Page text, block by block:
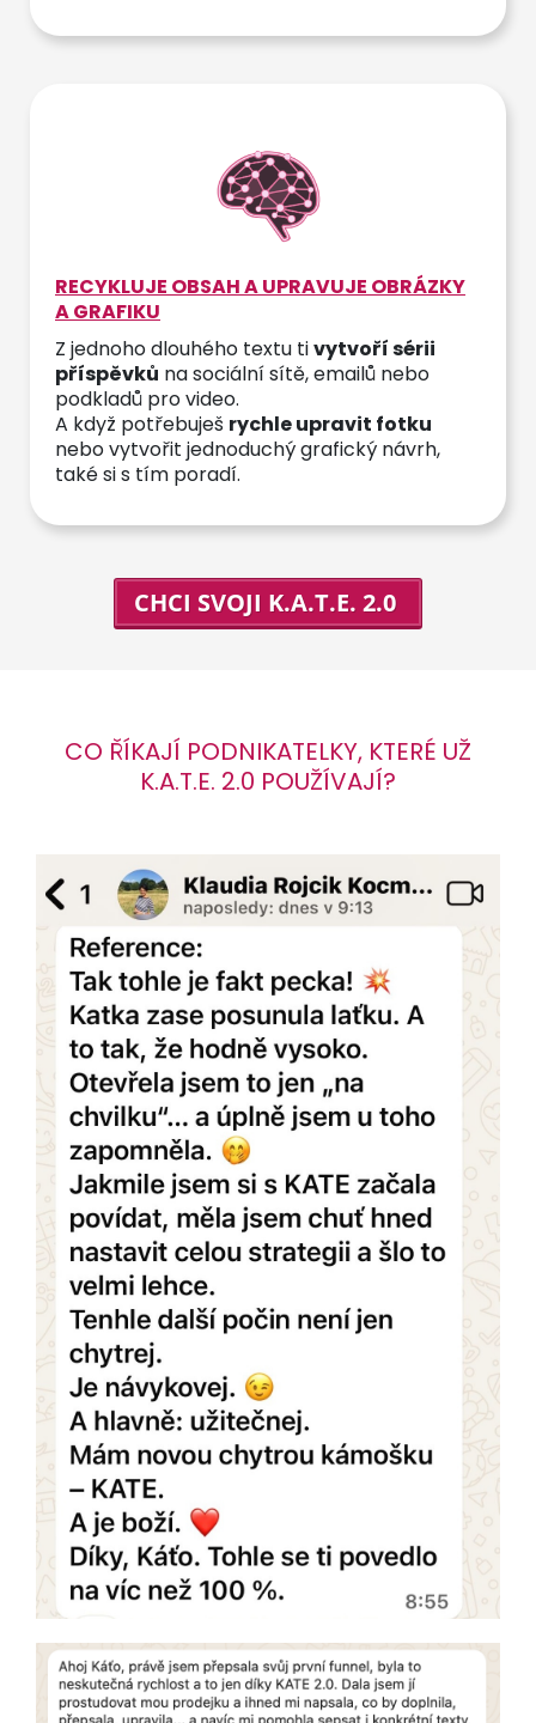
RECYKLUJE OBSAH A UPRAVUJE OBRÁZKY
A GRAFIKU
Z jednoho dlouhého textu tivytvoří sérii
příspěvků na sociální sítě, emailů nebo
podkladů pro video.
A když potřebuješ rychle upravit fotku
nebo vytvořit jednoduchý grafický návrh,
také si s tím poradí.
CHCI SVOJI K.A.T.E. 2.0
CO ŘÍKAJÍ PODNIKATELKY, KTERÉ UŽ
K.A.T.E. 2.0 POUŽÍVAJÍ?